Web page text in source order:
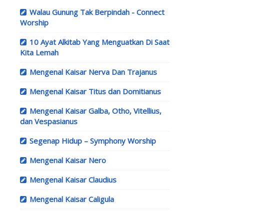
Walau Gunung Tak Berpindah - Connect
Worship
10 Ayat Alkitab Yang Menguatkan Di Saat
Kita Lemah
Mengenal Kaisar Nerva Dan Trajanus
Mengenal Kaisar Titus dan Domitianus
Mengenal Kaisar Galba, Otho, Vitellius,
dan Vespasianus
Segenap Hidup – Symphony Worship
Mengenal Kaisar Nero
Mengenal Kaisar Claudius
Mengenal Kaisar Caligula